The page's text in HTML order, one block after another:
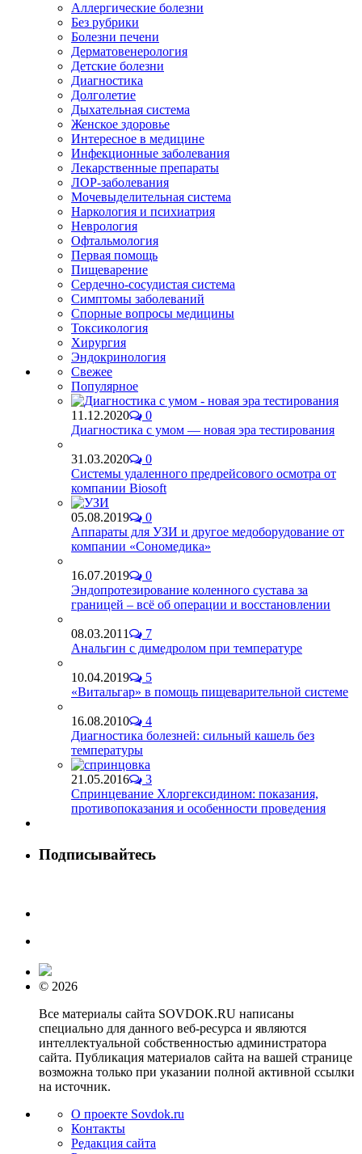
Аллергические болезни
Без рубрики
Болезни печени
Дерматовенерология
Детские болезни
Диагностика
Долголетие
Дыхательная система
Женское здоровье
Интересное в медицине
Инфекционные заболевания
Лекарственные препараты
ЛОР-заболевания
Мочевыделительная система
Наркология и психиатрия
Неврология
Офтальмология
Первая помощь
Пищеварение
Сердечно-сосудистая система
Симптомы заболеваний
Спорные вопросы медицины
Токсикология
Хирургия
Эндокринология
Свежее
Популярное
11.12.2020
0
Диагностика с умом — новая эра тестирования
31.03.2020
0
Системы удаленного предрейсового осмотра от
компании Biosoft
05.08.2019
0
Аппараты для УЗИ и другое медоборудование от
компании «Сономедика»
16.07.2019
0
Эндопротезирование коленного сустава за
границей – всё об операции и восстановлении
08.03.2011
7
Анальгин с димедролом при температуре
10.04.2019
5
«Витальгар» в помощь пищеварительной системе
16.08.2010
4
Диагностика болезней: сильный кашель без
температуры
21.05.2016
3
Спринцевание Хлоргексидином: показания,
противопоказания и особенности проведения
Подписывайтесь
© 2026
Все материалы сайта SOVDOK.RU написаны
специально для данного веб-ресурса и являются
интеллектуальной собственностью администратора
сайта. Публикация материалов сайта на вашей странице
возможна только при указании полной активной ссылки
на источник.
О проекте Sovdok.ru
Контакты
Редакция сайта